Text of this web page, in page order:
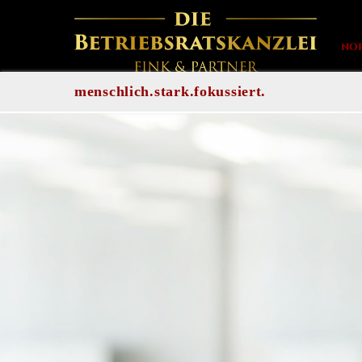
menschlich.stark.fokussiert.